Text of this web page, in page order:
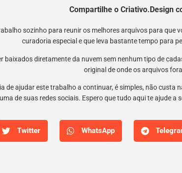
Compartilhe o Criativo.Design
sozinho para reunir os melhores arquivos para
curadoria especial e que leva bastante tempo para
baixados diretamente da nuvem sem nenhum tipo de
original de onde os arquivos
de ajudar este trabalho a continuar, é simples, não
uma de suas redes sociais. Espero que tudo aqui te ajude a
Twitter WhatsApp